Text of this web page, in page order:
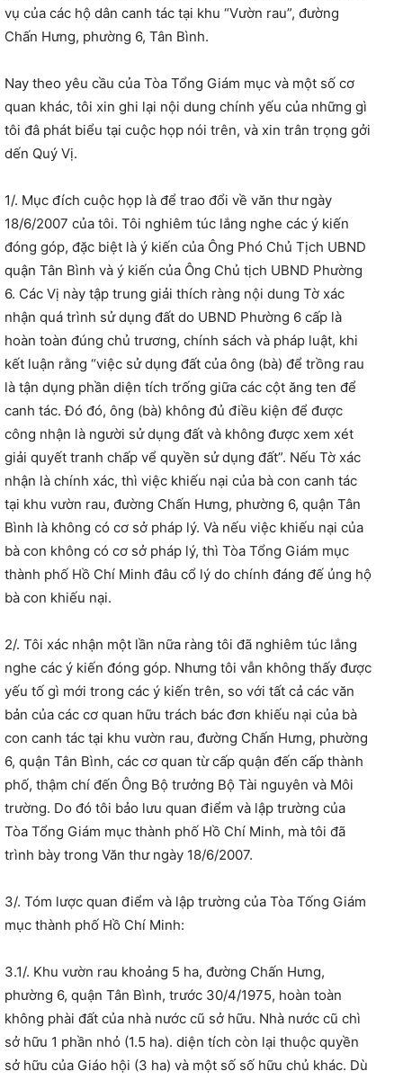
vụ của các hộ dân canh tác tại khu “Vườn rau”, đường
Chấn Hưng, phường 6, Tân Bình.
Nay theo yêu cầu của Tòa Tổng Giám mục và một số cơ
quan khác, tôi xin ghi lại nội dung chính yếu của những gì
tôi đâ phát biểu tại cuộc họp nói trên, và xin trân trọng gởi
dến Quý Vị.
1/. Mục đích cuộc họp là để trao đổi về văn thư ngày
18/6/2007 của tôi. Tôi nghiêm túc lắng nghe các ý kiến
đóng góp, đặc biệt là ý kiến của Ông Phó Chủ Tịch UBND
quận Tân Bình và ý kiến của Ông Chủ tịch UBND Phường
6. Các Vị này tập trung giải thích ràng nội dung Tờ xác
nhận quá trình sử dụng đất do UBND Phường 6 cấp là
hoàn toàn đúng chủ trương, chính sách và pháp luật, khi
kết luận rằng “việc sử dụng đất của ông (bà) để trồng rau
là tận dụng phần diện tích trống giữa các cột ăng ten để
canh tác. Đó đó, ông (bà) không đủ điều kiện để được
công nhận là người sử dụng đất và không được xem xét
giải quyết tranh chấp vể quyền sử dụng đất”. Nếu Tờ xác
nhận là chính xác, thì việc khiếu nại của bà con canh tác
tại khu vườn rau, đường Chấn Hưng, phường 6, quận Tân
Bình là không có cơ sở pháp lý. Và nếu việc khiếu nại của
bà con không có cơ sở pháp lý, thì Tòa Tổng Giám mục
thành phố Hồ Chí Minh đâu cổ lý do chính đáng đế ủng hộ
bà con khiếu nại.
2/. Tôi xác nhận một lần nữa ràng tôi đã nghiêm túc lắng
nghe các ý kiến đóng góp. Nhưng tôi vẫn không thấy được
yếu tố gì mới trong các ý kiến trên, so với tất cả các văn
bản của các cơ quan hữu trách bác đơn khiếu nại của bà
con canh tác tại khu vườn rau, đường Chấn Hưng, phường
6, quận Tân Bình, các cơ quan từ cấp quận đến cấp thành
phố, thậm chí đến Ông Bộ trưởng Bộ Tài nguyên và Môi
trường. Do đó tôi bảo lưu quan điểm và lập trường của
Tòa Tổng Giám mục thành phố Hồ Chí Minh, mà tôi đã
trình bày trong Văn thư ngày 18/6/2007.
3/. Tóm lược quan điểm và lập trường của Tòa Tống Giám
mục thành phố Hồ Chí Minh:
3.1/. Khu vườn rau khoảng 5 ha, đường Chấn Hưng,
phường 6, quận Tân Bình, trước 30/4/1975, hoàn toàn
không phài đất của nhà nước cũ sở hữu. Nhà nước cũ chì
sở hữu 1 phần nhỏ (1.5 ha). diện tích còn lại thuộc quyền
sở hữu của Giáo hội (3 ha) và một số số hữu chủ khác. Dù